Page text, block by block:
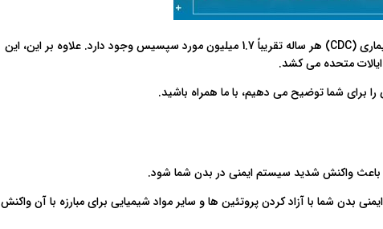
بر اساس گزارشات مرکز کنترل و پیشگیری از بیماری (CDC) هر ساله تقریباً 1.7 میلیون مورد سپسیس وجود دارد. علاوه بر این، این
برای شما توضیح می دهیم، با ما همراه باشید.
واکنش شدید سیستم ایمنی در بدن شما شود.
بدن شما با آزاد کردن پروتئین ها و سایر مواد شیمیایی برای مبارزه با آن واکنش